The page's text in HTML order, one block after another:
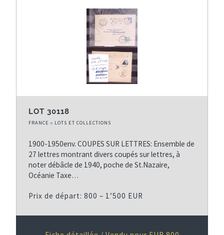
LOT 30118
FRANCE » LOTS ET COLLECTIONS
1900-1950env. COUPES SUR LETTRES: Ensemble de
27 lettres montrant divers coupés sur lettres, à
noter débâcle de 1940, poche de St.Nazaire,
Océanie Taxe…
Prix de départ: 800 – 1’500 EUR